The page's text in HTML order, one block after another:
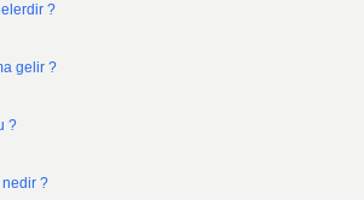
?
gelir ?
?
nedir ?